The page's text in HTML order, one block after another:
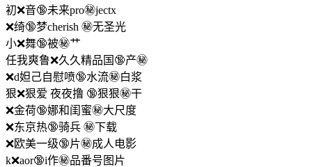
初❌音🔞未来pro㊙️jectx
❌绮🔞梦cherish ㊙️无圣光
小❌舞🔞被㊙️艹
任我爽鲁❌久久精品国🔞产㊙️
❌d妲己自慰喷🔞水流㊙️白浆
狠❌狠爱 夜夜撸 🔞狠狠㊙️干
❌金荷🔞娜和闺蜜㊙️大尺度
❌东京热🔞骑兵 ㊙️下载
❌欧美一级🔞片㊙️成人电影
k❌aor🔞i作㊙️品番号图片